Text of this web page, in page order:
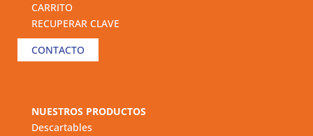
CARRITO
RECUPERAR CLAVE
CONTACTO
NUESTROS PRODUCTOS
Descartables